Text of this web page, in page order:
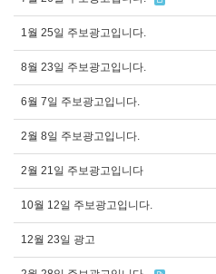
1월 25일 주보광고입니다.
8월 23일 주보광고입니다.
6월 7일 주보광고입니다.
2월 8일 주보광고입니다.
2월 21일 주보광고입니다
10월 12일 주보광고입니다.
12월 23일 광고